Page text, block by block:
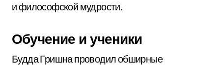
и философской мудрости.
Обучение и ученики
Будда Гришна проводил обширные